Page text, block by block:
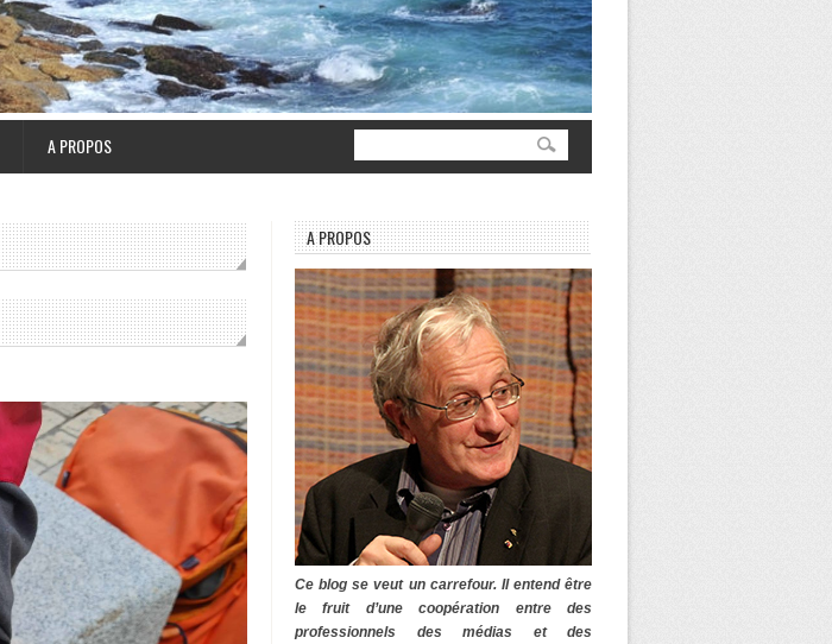
A PROPOS
A PROPOS
Ce blog se veut un carrefour. Il entend être
le fruit d’une coopération entre des
professionnels des médias et des